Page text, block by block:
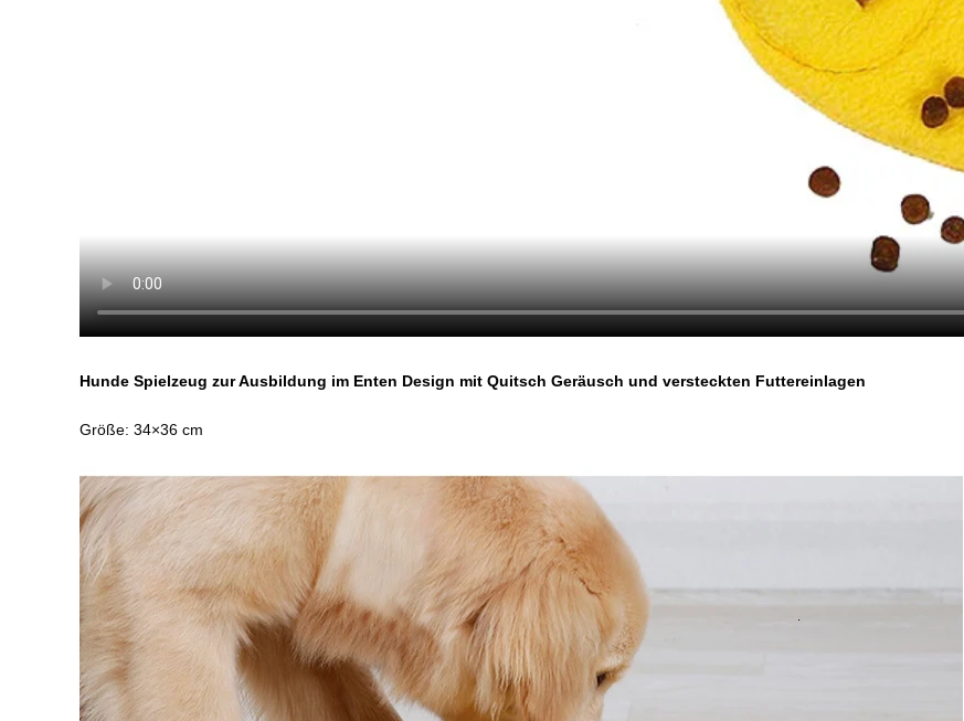
Hunde Spielzeug zur Ausbildung im Enten Design mit Quitsch Geräusch und versteckten Futtereinlagen
Größe: 34×36 cm